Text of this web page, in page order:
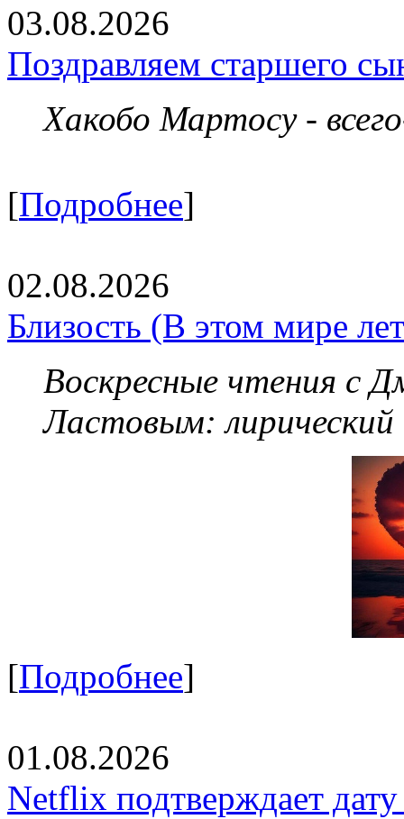
03.08.2026
Поздравляем старшего
Хакобо Мартосу -
[Подробнее]
02.08.2026
Близость (В этом мире
Воскресные чтения с
Ластовым:
[Подробнее]
01.08.2026
Netflix подтверждает